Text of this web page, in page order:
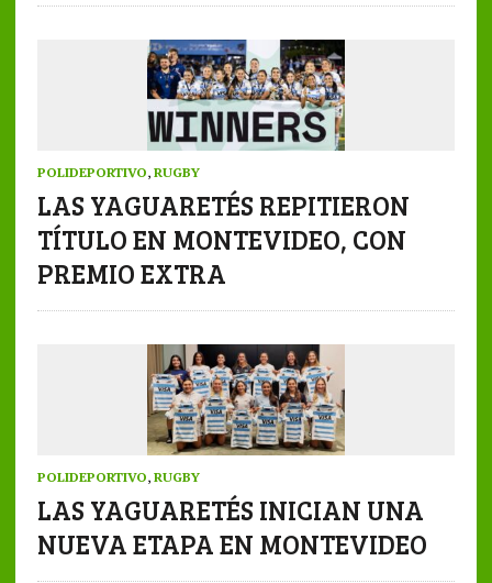
POLIDEPORTIVO, RUGBY
LAS YAGUARETÉS REPITIERON
TÍTULO EN MONTEVIDEO, CON
PREMIO EXTRA
POLIDEPORTIVO, RUGBY
LAS YAGUARETÉS INICIAN UNA
NUEVA ETAPA EN MONTEVIDEO